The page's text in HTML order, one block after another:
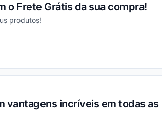
o Frete Grátis da sua compra!
produtos!
vantagens incríveis em todas as